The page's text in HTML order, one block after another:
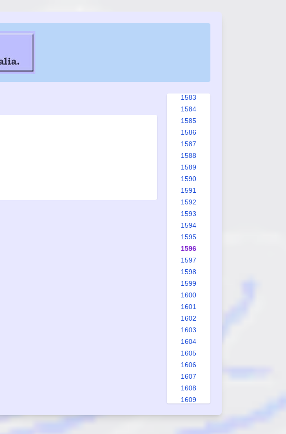
1583
1584
1585
1586
1587
1588
1589
1590
1591
1592
1593
1594
1595
1596
1597
1598
1599
1600
1601
1602
1603
1604
1605
1606
1607
1608
1609